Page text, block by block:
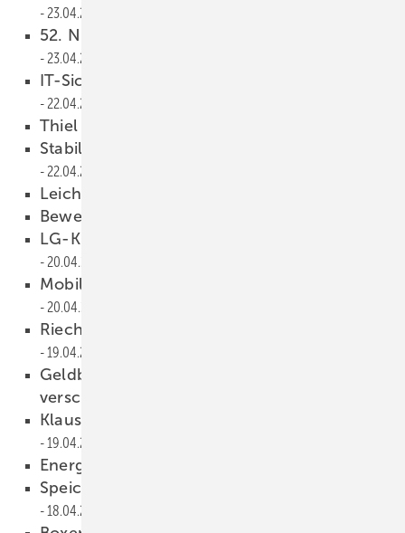
23.04.2013
52. Niederlassung in Lüneburg eröffnet
23.04.2013
IT-Sicherheit bei Mikro-KWK-System
22.04.2013
Thiel wechselt zu Buderus
Stabiler Umsatz, gesteigerte Exporte
22.04.2013
Leichtes Umsatzplus
Bewerbungsgespräch
LG-Klimatechnik Akademie eröffnet
20.04.2013
Mobile Energie mit Schweizer Wurzeln
20.04.2013
Riechel ist neuer DVGW-Vizepräsident
19.04.2013
Geldbußen gegen Flüssiggaskartell
verschärft
Klaus Grohe bleibt Aufsichtsratvorsitzender
19.04.2013
Energiewende im Gewerbebau
Speicher-Förderung startet im Mai
18.04.2013